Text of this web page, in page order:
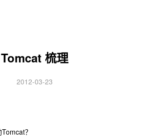
Tomcat 梳理
2012-03-23
？